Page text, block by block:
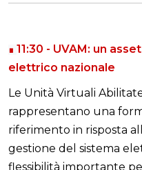
∎ 11:30 - UVAM: un
elettrico nazionale
Le Unità Virtuali
rappresentano una
riferimento in risposta
gestione del sistema
flessibilità importante